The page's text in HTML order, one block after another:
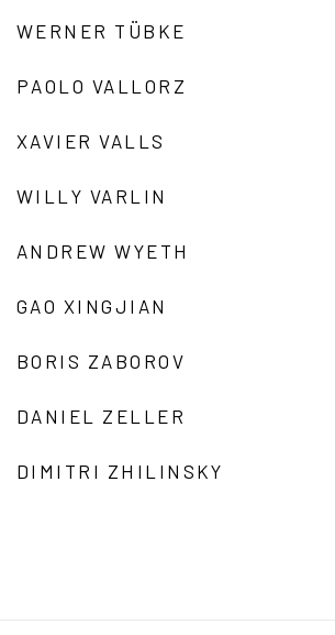
WERNER TÜBKE
PAOLO VALLORZ
XAVIER VALLS
WILLY VARLIN
ANDREW WYETH
GAO XINGJIAN
BORIS ZABOROV
DANIEL ZELLER
DIMITRI ZHILINSKY